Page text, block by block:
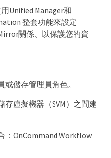
Unified Manager和
整套功能來設定
關係、以保護您的資
儲存管理員角色。
虛擬機器（SVM）之間建
：OnCommand Workflow